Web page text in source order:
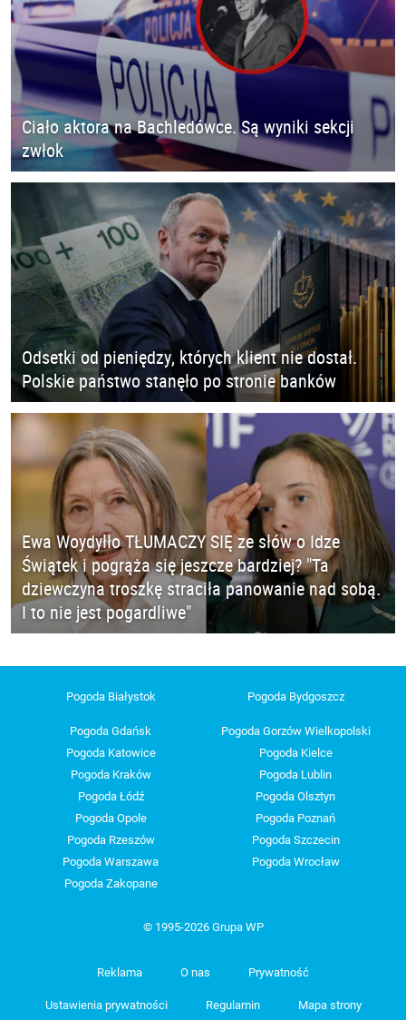
Ciało aktora na Bachledówce. Są wyniki sekcji
zwłok
Odsetki od pieniędzy, których klient nie dostał.
Polskie państwo stanęło po stronie banków
Ewa Woydyłło TŁUMACZY SIĘ ze słów o Idze
Świątek i pogrąża się jeszcze bardziej? "Ta
dziewczyna troszkę straciła panowanie nad sobą.
I to nie jest pogardliwe"
Pogoda Białystok Pogoda Bydgoszcz
Pogoda Gdańsk
Pogoda Gorzów Wielkopolski
Pogoda Katowice
Pogoda Kielce
Pogoda Kraków
Pogoda Lublin
Pogoda Łódź
Pogoda Olsztyn
Pogoda Opole
Pogoda Poznań
Pogoda Rzeszów
Pogoda Szczecin
Pogoda Warszawa
Pogoda Wrocław
Pogoda Zakopane
© 1995-2026 Grupa WP
Reklama O nas Prywatność
Ustawienia prywatności Regulamin Mapa strony